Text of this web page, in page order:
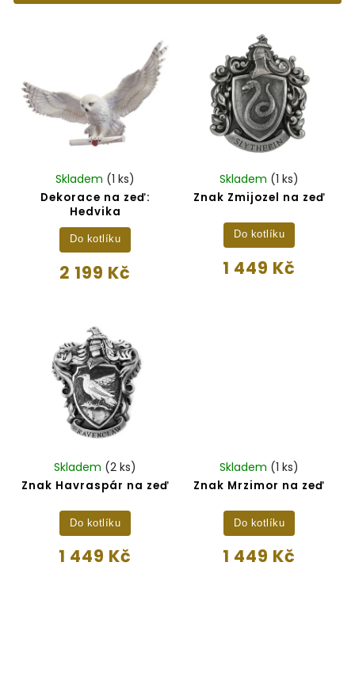
Dekorace na zeď:
Hedvika
Skladem (1 ks)
2 199 Kč
Do kotlíku
Znak Zmijozel na zeď
Skladem (1 ks)
1 449 Kč
Do kotlíku
Znak Havraspár na zeď
Skladem (2 ks)
1 449 Kč
Do kotlíku
Znak Mrzimor na zeď
Skladem (1 ks)
1 449 Kč
Do kotlíku